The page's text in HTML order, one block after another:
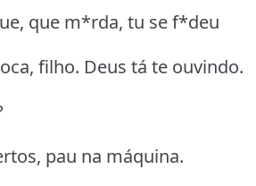
que m*rda, tu se f*deu
filho. Deus tá te ouvindo.
pau na máquina.